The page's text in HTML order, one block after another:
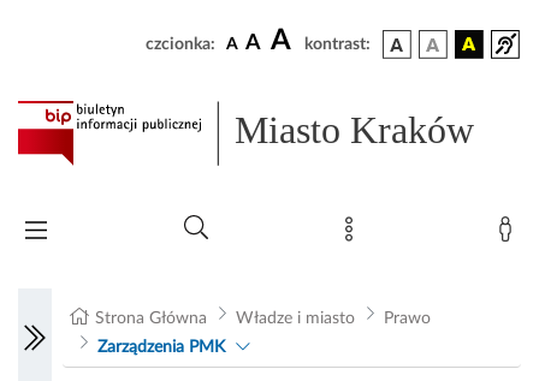
czcionka: A A A kontrast:
Miasto Kraków
Strona Główna Władze i miasto
Prawo
Zarządzenia PMK